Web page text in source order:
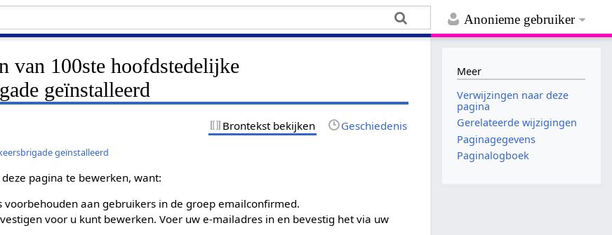
Anonieme gebruiker
van 100ste hoofdstedelijke
geïnstalleerd
Brontekst bekijken Geschiedenis
geïnstalleerd
pagina te bewerken, want:
voorbehouden aan gebruikers in de groep emailconfirmed.
voor u kunt bewerken. Voer uw e-mailadres in en bevestig het via uw
Meer
Verwijzingen naar deze
pagina
Gerelateerde wijzigingen
Paginagegevens
Paginalogboek